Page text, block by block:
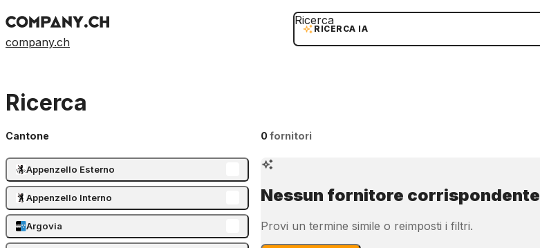
company.ch
RICERCA IA
Ricerca
Ricerca
Cantone
Appenzello Esterno
Appenzello Interno
Argovia
0fornitori
Nessun fornitore corrispondente
Provi un termine simile o reimposti i filtri.